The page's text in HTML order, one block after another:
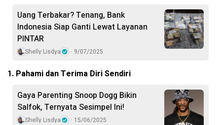
Uang Terbakar? Tenang, Bank
Indonesia Siap Ganti Lewat Layanan
PINTAR
Shelly Lisdya 9/07/2025
1. Pahami dan Terima Diri Sendiri
Gaya Parenting Snoop Dogg Bikin
Salfok, Ternyata Sesimpel Ini!
Shelly Lisdya 15/06/2025